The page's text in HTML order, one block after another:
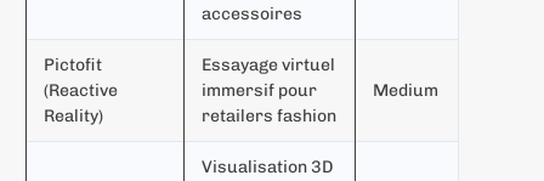
accessoires
Pictofit
(Reactive
Reality)
Essayage virtuel
immersif pour
retailers fashion
Medium
Visualisation 3D